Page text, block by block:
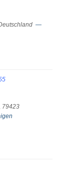
—
79423